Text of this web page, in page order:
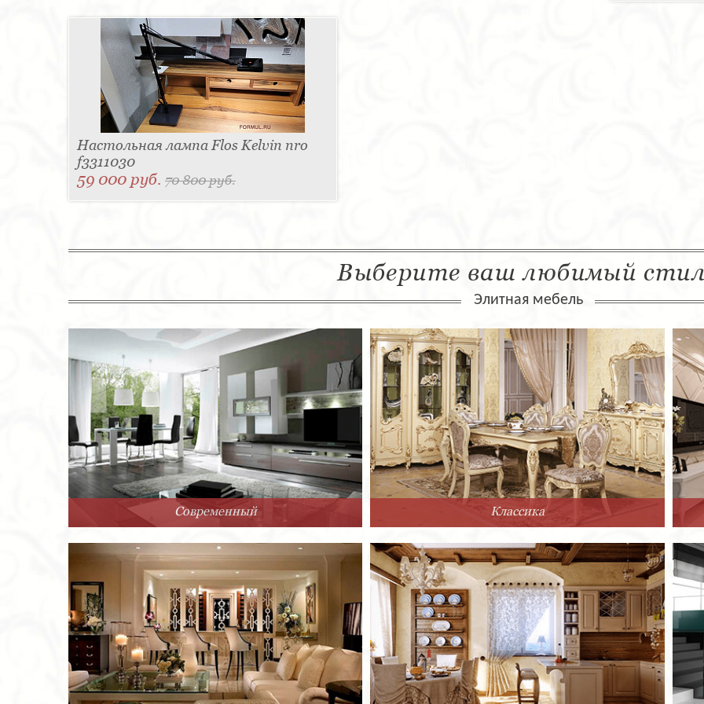
Настольная лампа Flos Kelvin nro
f3311030
59 000 руб. 70 800 руб.
Выберите ваш любимый
Элитная мебель
Современный Классика